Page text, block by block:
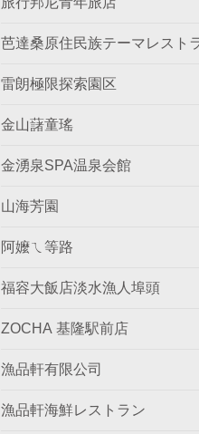
芭達桑原住民族テーマレスト
雷朗極限探索園区
金山藷童瑤
金湧泉SPA温泉会館
山海芳園
阿嬤ㄟ等路
福容大飯店淡水漁人埠頭
ZOCHA 基隆駅前店
漁品軒有限公司
漁品軒海鮮レストラン